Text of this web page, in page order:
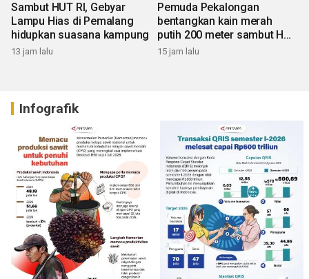
Sambut HUT RI, Gebyar
Lampu Hias di Pemalang
hidupkan suasana kampung
13 jam lalu
Pemuda Pekalongan
bentangkan kain merah
putih 200 meter sambut HUT
RI
15 jam lalu
Infografik